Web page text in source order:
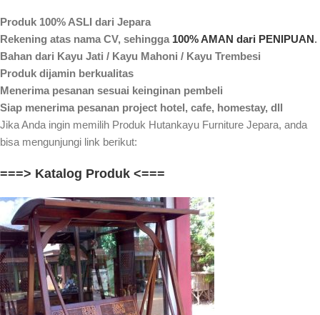
Produk 100% ASLI dari Jepara
Rekening atas nama CV, sehingga 100% AMAN dari PENIPUAN.
Bahan dari Kayu Jati / Kayu Mahoni / Kayu Trembesi
Produk dijamin berkualitas
Menerima pesanan sesuai keinginan pembeli
Siap menerima pesanan project hotel, cafe, homestay, dll
Jika Anda ingin memilih Produk Hutankayu Furniture Jepara, anda
bisa mengunjungi link berikut:
===> Katalog Produk <===